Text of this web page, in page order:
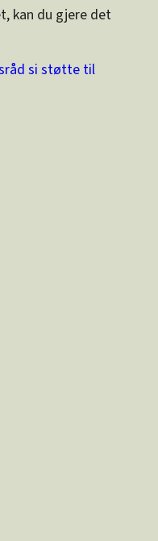
kan du gjere det
si støtte til